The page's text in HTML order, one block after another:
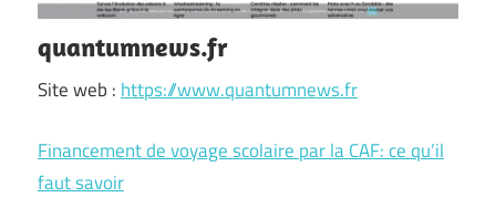
quantumnews.fr
Site web : https://www.quantumnews.fr
Financement de voyage scolaire par la CAF: ce qu’il
faut savoir